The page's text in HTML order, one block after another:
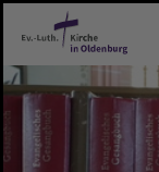
Zum Hauptinhalt